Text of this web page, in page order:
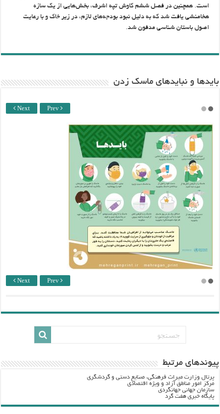
است. همچنین در فصل ششم کاوش تپه اشرف، بخش‌هایی از یک سازه
هخامنشی یافت شد که به دلیل نبود بودجه‌های لازم، در زیر خاک و با رعایت
اصول باستان شناسی مدفون شد.
باید‌ها و نبایدهای ماسک زدن
Next Prev
Next Prev
پيوندهاي مرتبط
پرتال وزارت ميراث فرهنگي، صنایع دستی و گردشگري
مرکز امور مناطق آزاد و ویژه اقتصادی
سازمان جهانی جهانگردی
پایگاه خبری هفت گرد